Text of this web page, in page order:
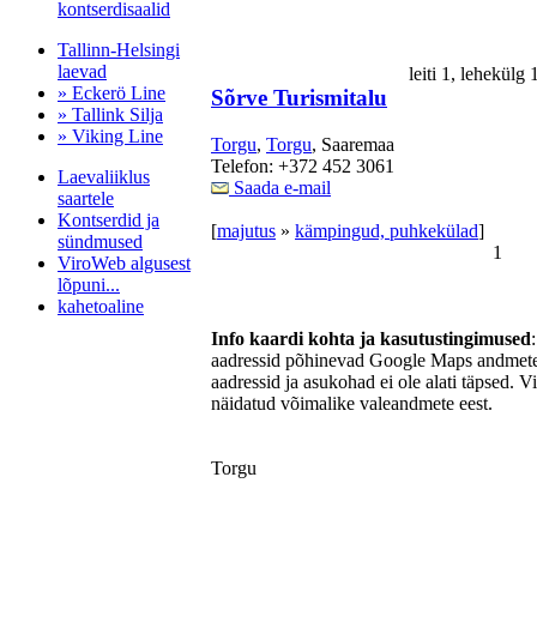
kontserdisaalid
Tallinn-Helsingi
laevad
» Eckerö Line
» Tallink Silja
» Viking Line
Laevaliiklus
saartele
Kontserdid ja
sündmused
ViroWeb algusest
lõpuni...
kahetoaline
leiti 1,
Sõrve Turismitalu
Torgu, Torgu, Saaremaa
Telefon: +372 452 3061
Saada e-mail
[majutus » kämpingud, puhkekülad]
1
Info kaardi kohta ja kasutustingimused
aadressid põhinevad Google Maps
aadressid ja asukohad ei ole alati täpsed.
näidatud võimalike valeandmete eest.
Torgu